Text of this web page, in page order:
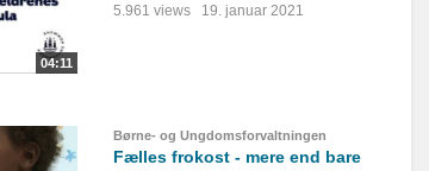
04:11
5.961 views 19. januar 2021
Børne- og Ungdomsforvaltningen
Fælles frokost - mere end bare